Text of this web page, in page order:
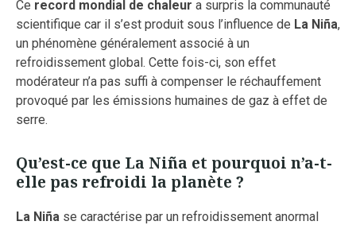
Ce record mondial de chaleur a surpris la communauté
scientifique car il s’est produit sous l’influence de La Niña,
un phénomène généralement associé à un
refroidissement global. Cette fois-ci, son effet
modérateur n’a pas suffi à compenser le réchauffement
provoqué par les émissions humaines de gaz à effet de
serre.
Qu’est-ce que La Niña et pourquoi n’a-t-
elle pas refroidi la planète ?
La Niña se caractérise par un refroidissement anormal